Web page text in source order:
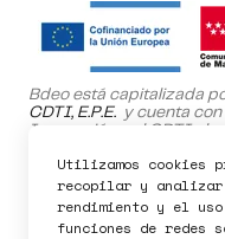
Bdeo está capitalizada
CDTI, E.P.E. y cuenta con
Innovación y el CDTI al
El proyecto SafeHome
Europeo de Desarrollo
Operativo de la
Utilizamos cookies
recopilar y
rendimiento y el
funciones de redes